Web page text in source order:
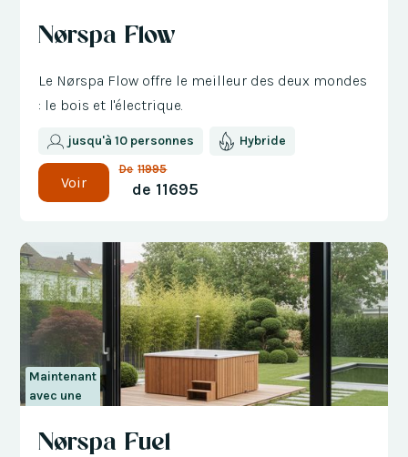
de 300 €
Nørspa Flow
Le Nørspa Flow offre le meilleur des deux mondes
: le bois et l'électrique.
jusqu'à 10 personnes Hybride
Voir
De 11995
de 11695
Maintenant
avec une
de 300 €
Nørspa Fuel